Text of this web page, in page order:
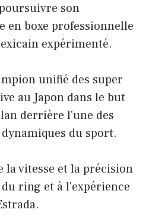
son
en boxe professionnelle
expérimenté.
unifié des super
au Japon dans le but
derrière l'une des
du sport.
la vitesse et la précision
ring et à l'expérience